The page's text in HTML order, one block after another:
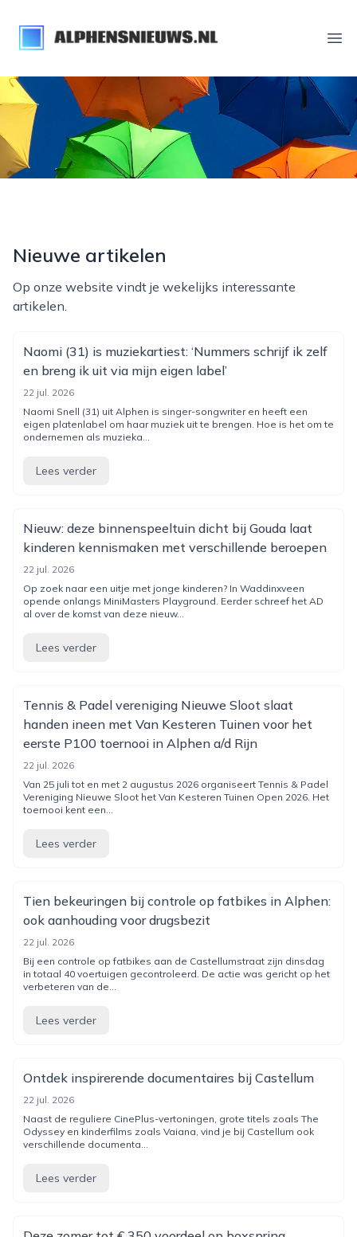
alphensnieuws.nl
Nieuwe artikelen
Op onze website vindt je wekelijks interessante
artikelen.
Naomi (31) is muziekartiest: ‘Nummers schrijf ik zelf
en breng ik uit via mijn eigen label’
22 jul. 2026
Naomi Snell (31) uit Alphen is singer-songwriter en heeft een
eigen platenlabel om haar muziek uit te brengen. Hoe is het om te
ondernemen als muzieka...
Lees verder
Nieuw: deze binnenspeeltuin dicht bij Gouda laat
kinderen kennismaken met verschillende beroepen
22 jul. 2026
Op zoek naar een uitje met jonge kinderen? In Waddinxveen
opende onlangs MiniMasters Playground. Eerder schreef het AD
al over de komst van deze nieuw...
Lees verder
Tennis & Padel vereniging Nieuwe Sloot slaat
handen ineen met Van Kesteren Tuinen voor het
eerste P100 toernooi in Alphen a/d Rijn
22 jul. 2026
Van 25 juli tot en met 2 augustus 2026 organiseert Tennis & Padel
Vereniging Nieuwe Sloot het Van Kesteren Tuinen Open 2026. Het
toernooi kent een...
Lees verder
Tien bekeuringen bij controle op fatbikes in Alphen:
ook aanhouding voor drugsbezit
22 jul. 2026
Bij een controle op fatbikes aan de Castellumstraat zijn dinsdag
in totaal 40 voertuigen gecontroleerd. De actie was gericht op het
verbeteren van de...
Lees verder
Ontdek inspirerende documentaires bij Castellum
22 jul. 2026
Naast de reguliere CinePlus-vertoningen, grote titels zoals The
Odyssey en kinderfilms zoals Vaiana, vind je bij Castellum ook
verschillende documenta...
Lees verder